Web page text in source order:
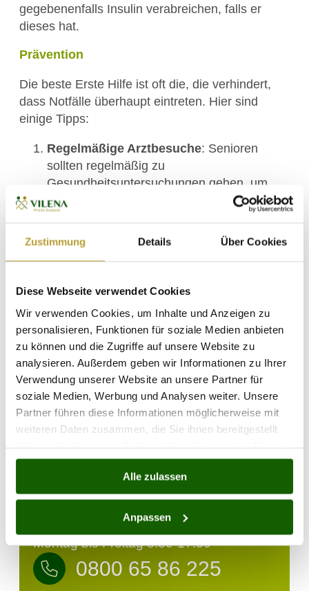
Zustimmung Details Über Cookies
Diese Webseite verwendet Cookies
Wir verwenden Cookies, um Inhalte und Anzeigen zu
personalisieren, Funktionen für soziale Medien anbieten
zu können und die Zugriffe auf unsere Website zu
analysieren. Außerdem geben wir Informationen zu Ihrer
Verwendung unserer Website an unsere Partner für
soziale Medien, Werbung und Analysen weiter. Unsere
Partner führen diese Informationen möglicherweise mit
weiteren Daten zusammen, die Sie ihnen bereitgestellt
gesammelt haben.
Alle zulassen
Anpassen
gegebenenfalls Insulin verabreichen, falls er
dieses hat.
Prävention
Die beste Erste Hilfe ist oft die, die verhindert,
dass Notfälle überhaupt eintreten. Hier sind
einige Tipps:
Regelmäßige Arztbesuche: Senioren
sollten regelmäßig zu
Gesundheitsuntersuchungen gehen, um
chronische Erkrankungen frühzeitig zu
Sichere Umgebung : Stellen Sie sicher,
dass das Zuhause seniorengerecht
wie lose Teppiche und sorgen Sie für
Gesunde Lebensweise: Eine
ausgewogene Ernährung und regelmäßige
Bewegung sind wichtig, um die Gesundheit
zu fördern und das Risiko für viele
Erkrankungen zu senken.
Erste-Hilfe-Kurse : Senioren und ihre
Angehörigen sollten an Erste-Hilfe-Kursen
können.
Rufen Sie gerne an!
Montag bis Freitag 8:30-17:30
0800 65 86 225